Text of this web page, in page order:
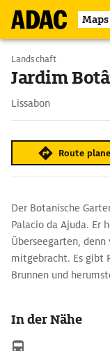
Maps
Landschaft
Jardim
Lissabon
Route
Der Botanische
Palacio da Ajuda. Er
Überseegarten,
mitgebracht. Es gibt
Brunnen und
In der Nähe